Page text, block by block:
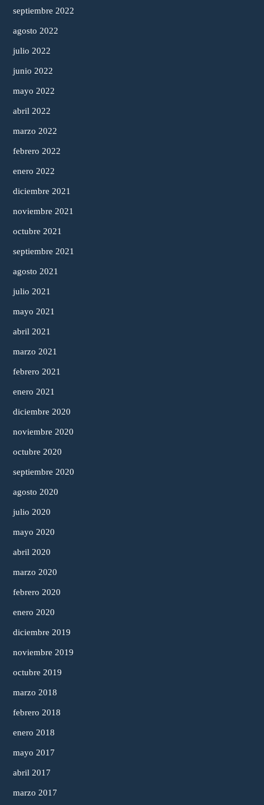
septiembre 2022
agosto 2022
julio 2022
junio 2022
mayo 2022
abril 2022
marzo 2022
febrero 2022
enero 2022
diciembre 2021
noviembre 2021
octubre 2021
septiembre 2021
agosto 2021
julio 2021
mayo 2021
abril 2021
marzo 2021
febrero 2021
enero 2021
diciembre 2020
noviembre 2020
octubre 2020
septiembre 2020
agosto 2020
julio 2020
mayo 2020
abril 2020
marzo 2020
febrero 2020
enero 2020
diciembre 2019
noviembre 2019
octubre 2019
marzo 2018
febrero 2018
enero 2018
mayo 2017
abril 2017
marzo 2017